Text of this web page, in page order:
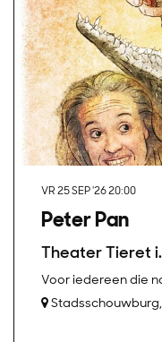
Peter Pan
Theater Tieret
VR 25 SEP '2620:00
Voor iedereen die